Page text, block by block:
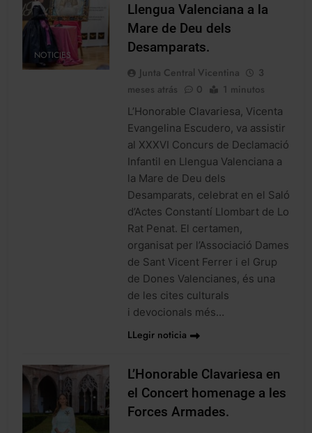
NOTICIES
Llengua Valenciana a la
Mare de Deu dels
Desamparats.
Junta Central Vicentina
3
meses atrás
0 1 minutos
L’Honorable Clavariesa, Vicenta
Evangelina Escudero, va assistir
al XXXVI Concurs de Declamació
Infantil en Llengua Valenciana a
la Mare de Deu dels
Desamparats, celebrat en el Saló
d’Actes Constantí Llombart de Lo
Rat Penat. El certamen,
organisat per l’Associació Dames
de Sant Vicent Ferrer i el Grup
de Dones Valencianes, és una
de les cites culturals
i devocionals més…
LLegir noticia
L’Honorable Clavariesa en
el Concert homenage a les
Forces Armades.